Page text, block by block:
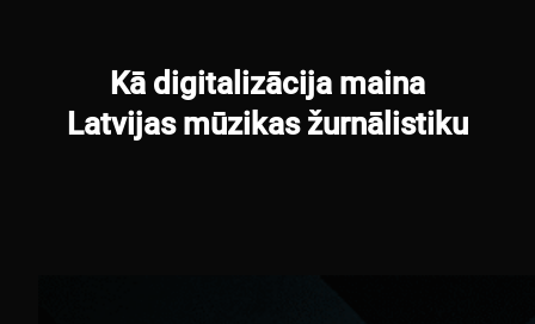
Kā digitalizācija maina
Latvijas mūzikas žurnālistiku